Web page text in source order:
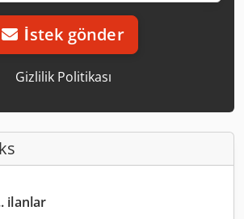
İstek gönder
Gizlilik Politikası
ilanlar